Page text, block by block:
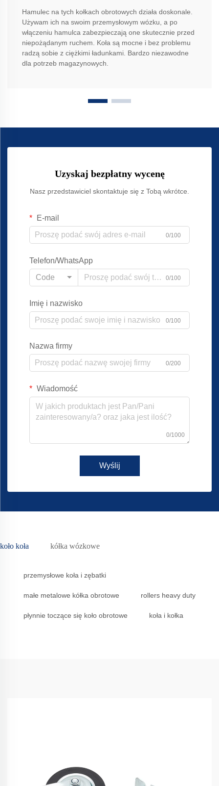
Hamulec na tych kołkach obrotowych działa doskonale.
Używam ich na swoim przemysłowym wózku, a po
włączeniu hamulca zabezpieczają one skutecznie przed
niepożądanym ruchem. Koła są mocne i bez problemu
radzą sobie z ciężkimi ładunkami. Bardzo niezawodne
dla potrzeb magazynowych.
Uzyskaj bezpłatny wycenę
Nasz przedstawiciel skontaktuje się z Tobą wkrótce.
E-mail
0/100
Telefon/WhatsApp
Code
0/100
Imię i nazwisko
0/100
Nazwa firmy
0/200
Wiadomość
0/1000
Wyślij
koło koła kółka wózkowe
przemysłowe koła i zębatki
małe metalowe kółka obrotowe rollers heavy duty
płynnie toczące się koło obrotowe koła i kołka